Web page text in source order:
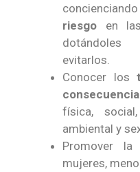
riesgo en
dotándoles
evitarlos.
Conocer los
física,
ambiental y
Promover la
mujeres,